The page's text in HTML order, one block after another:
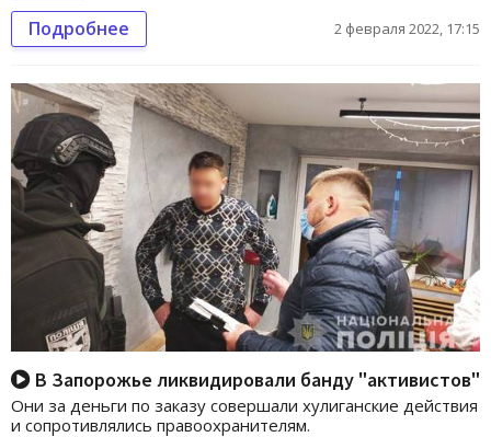
Подробнее 2 февраля 2022, 17:15
В Запорожье ликвидировали банду "активистов"
Они за деньги по заказу совершали хулиганские действия
и сопротивлялись правоохранителям.